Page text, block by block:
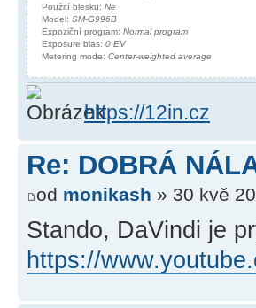
Použití blesku: Ne
Model: SM-G996B
Expoziční program: Normal program
Exposure bias: 0 EV
Metering mode: Center-weighted average
https://12in.cz
Re: DOBRÁ
od monikash » 30 kvě
Stando, DaVindi je
https://